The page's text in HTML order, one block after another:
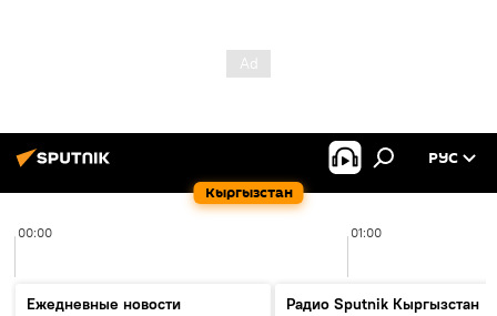
Кыргызстан
РУС
00:00 01:00
Ежедневные новости
Радио Sputnik Кыргызстан